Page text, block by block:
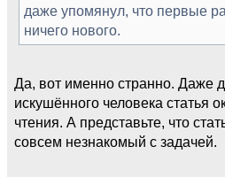
даже упомянул, что первые
ничего нового.
Да, вот именно странно. Даже
искушённого человека статья
чтения. А представьте, что
совсем незнакомый с задачей.